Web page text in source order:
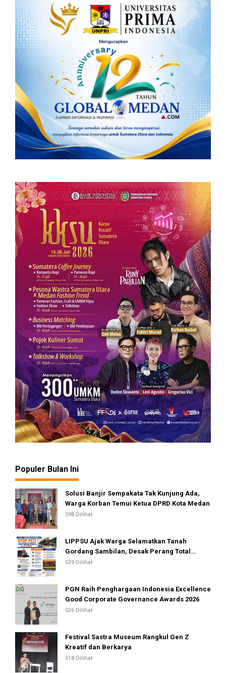
Populer Bulan Ini
Solusi Banjir Sempakata Tak Kunjung Ada,
Warga Korban Temui Ketua DPRD Kota Medan
598 Dilihat
LIPPSU Ajak Warga Selamatkan Tanah
Gordang Sambilan, Desak Perang Total
Melawan Mafia PETI
539 Dilihat
PGN Raih Penghargaan Indonesia Excellence
Good Corporate Governance Awards 2026
536 Dilihat
Festival Sastra Museum Rangkul Gen Z
Kreatif dan Berkarya
518 Dilihat